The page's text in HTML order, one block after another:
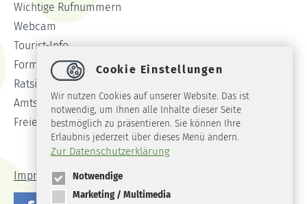
Wichtige Rufnummern
Webcam
Tourist-Info
Formulare
Ratsinformationssystem
Amtsblatt
Freie Stellen
Impressum Datenschutz
Cookie Einstellungen
Wir nutzen Cookies auf unserer Website. Das ist
notwendig, um Ihnen alle Inhalte dieser Seite
bestmöglich zu präsentieren. Sie können Ihre
Erlaubnis jederzeit über dieses Menü ändern.
Zur Datenschutzerklärung
Notwendige
Marketing / Multimedia